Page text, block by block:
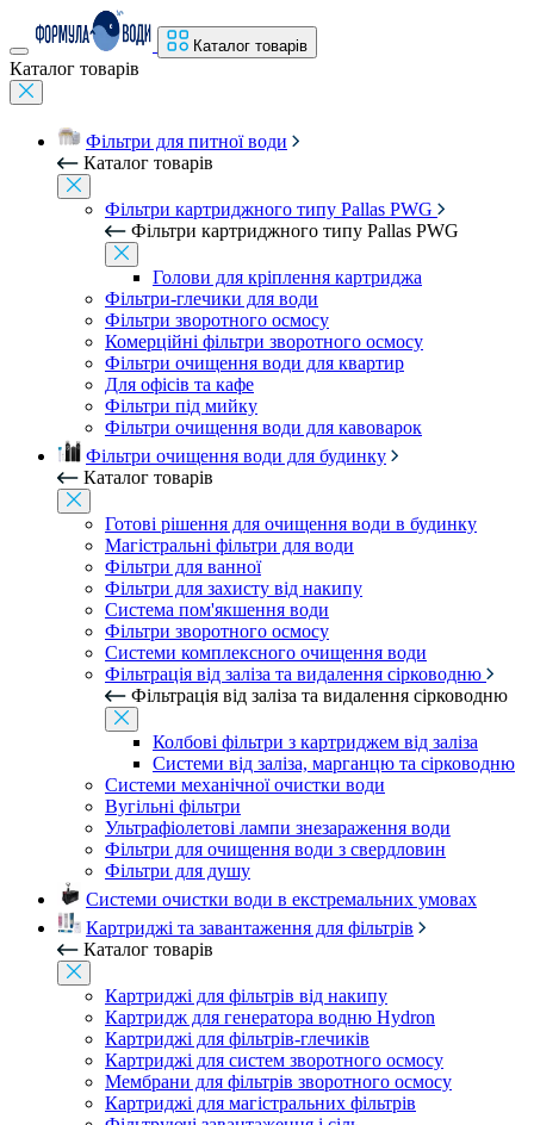
Каталог товарів
Каталог товарів
Фільтри для питної води
Каталог товарів
Фільтри картриджного типу Pallas PWG
Фільтри картриджного типу Pallas PWG
Голови для кріплення картриджа
Фільтри-глечики для води
Фільтри зворотного осмосу
Комерційні фільтри зворотного осмосу
Фільтри очищення води для квартир
Для офісів та кафе
Фільтри під мийку
Фільтри очищення води для кавоварок
Фільтри очищення води для будинку
Каталог товарів
Готові рішення для очищення води в будинку
Магістральні фільтри для води
Фільтри для ванної
Фільтри для захисту від накипу
Система пом'якшення води
Фільтри зворотного осмосу
Системи комплексного очищення води
Фільтрація від заліза та видалення сірководню
Фільтрація від заліза та видалення сірководню
Колбові фільтри з картриджем від заліза
Системи від заліза, марганцю та сірководню
Системи механічної очистки води
Вугільні фільтри
Ультрафіолетові лампи знезараження води
Фільтри для очищення води з свердловин
Фільтри для душу
Системи очистки води в екстремальних умовах
Картриджі та завантаження для фільтрів
Каталог товарів
Картриджі для фільтрів від накипу
Картридж для генератора водню Hydron
Картриджі для фільтрів-глечиків
Картриджі для систем зворотного осмосу
Мембрани для фільтрів зворотного осмосу
Картриджі для магістральних фільтрів